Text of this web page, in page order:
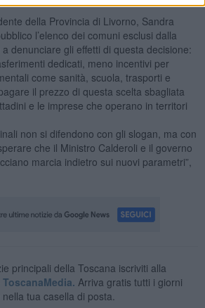
della Provincia di Livorno, Sandra
l’elenco dei comuni esclusi dalla
denunciare gli effetti di questa decisione:
dedicati, meno incentivi per
come sanità, scuola, trasporti e
il prezzo di questa scelta sbagliata
e le imprese che operano in territori
non si difendono con gli slogan, ma con
che il Ministro Calderoli e il governo
marcia indietro sui nuovi parametri”,
principali della Toscana iscriviti alla
Arriva gratis tutti i giorni
tua casella di posta.